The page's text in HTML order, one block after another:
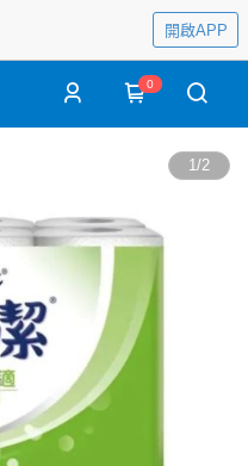
開啟APP
0
1/2